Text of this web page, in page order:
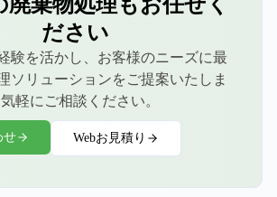
ださい
験を活かし、お客様のニーズに最
ソリューションをご提案いたしま
軽にご相談ください。
せ Webお見積り